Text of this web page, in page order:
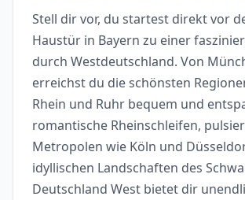
Stell dir vor, du startest direkt vor
Haustür in Bayern zu einer
durch Westdeutschland. Von
erreichst du die schönsten
Rhein und Ruhr bequem und
romantische Rheinschleifen,
Metropolen wie Köln und
idyllischen Landschaften des
Deutschland West bietet dir